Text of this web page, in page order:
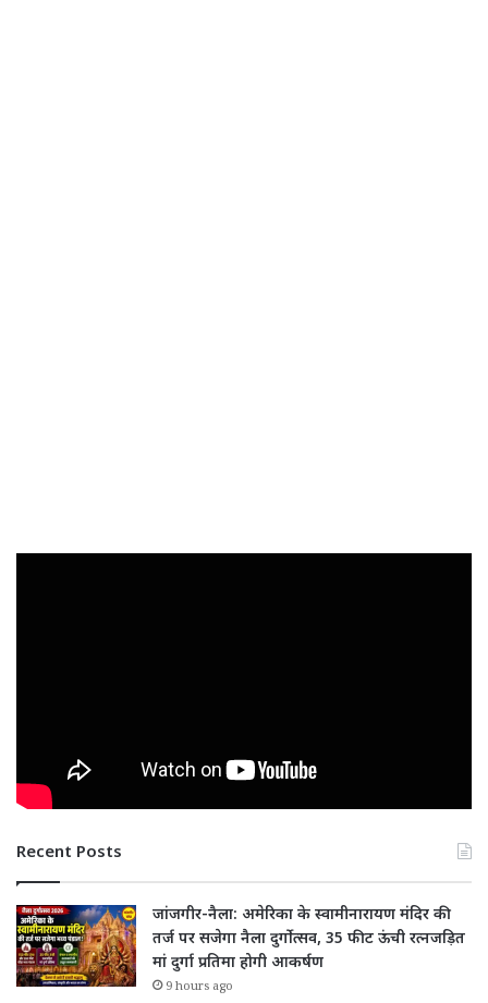
Recent Posts
जांजगीर-नैला: अमेरिका के स्वामीनारायण मंदिर की
तर्ज पर सजेगा नैला दुर्गोत्सव, 35 फीट ऊंची रत्नजड़ित
मां दुर्गा प्रतिमा होगी आकर्षण
9 hours ago